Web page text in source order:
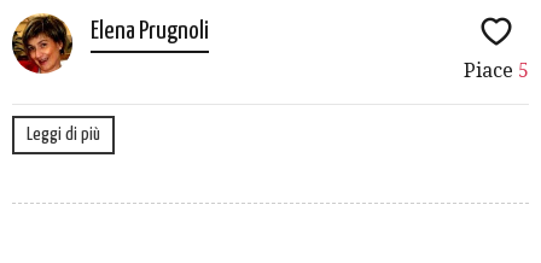
Elena Prugnoli
Piace 5
Leggi di più